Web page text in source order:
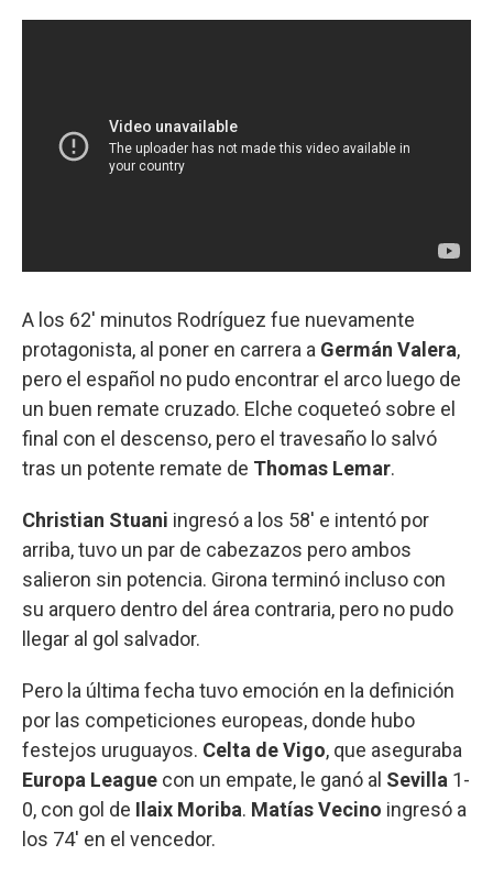
A los 62' minutos Rodríguez fue nuevamente
protagonista, al poner en carrera a Germán Valera,
pero el español no pudo encontrar el arco luego de
un buen remate cruzado. Elche coqueteó sobre el
final con el descenso, pero el travesaño lo salvó
tras un potente remate de Thomas Lemar.
Christian Stuani ingresó a los 58' e intentó por
arriba, tuvo un par de cabezazos pero ambos
salieron sin potencia. Girona terminó incluso con
su arquero dentro del área contraria, pero no pudo
llegar al gol salvador.
Pero la última fecha tuvo emoción en la definición
por las competiciones europeas, donde hubo
festejos uruguayos. Celta de Vigo, que aseguraba
Europa League con un empate, le ganó al Sevilla 1-
0, con gol de Ilaix Moriba. Matías Vecino ingresó a
los 74' en el vencedor.